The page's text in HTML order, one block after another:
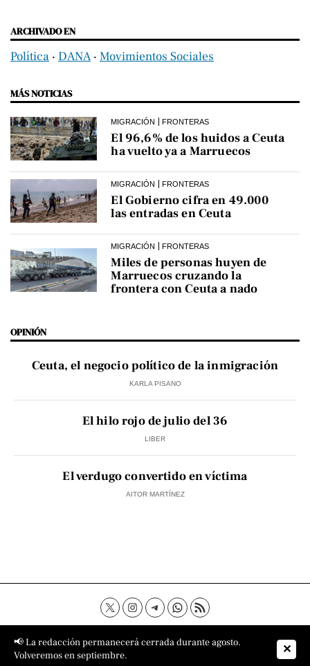
ARCHIVADO EN
Política ‧ DANA‧ Movimientos Sociales
MÁS NOTICIAS
MIGRACIÓN FRONTERAS
El 96,6% de los huidos a Ceuta
ha vuelto ya a Marruecos
MIGRACIÓN FRONTERAS
El Gobierno cifra en 49.000
las entradas en Ceuta
MIGRACIÓN FRONTERAS
Miles de personas huyen de
Marruecos cruzando la
frontera con Ceuta a nado
OPINIÓN
Ceuta, el negocio político de la inmigración
KARLA PISANO
El hilo rojo de julio del 36
LIBER
El verdugo convertido en víctima
AITOR MARTÍNEZ
Contacto Aviso Legal
Política de privacidad
Política de cookies
Sobre nosotros
📢 La redacción permanecerá cerrada durante agosto.
Volveremos en septiembre.
✕